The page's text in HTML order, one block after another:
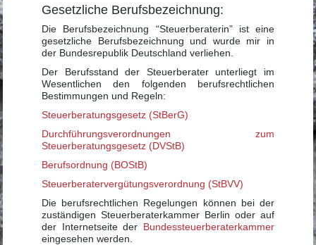
Gesetzliche Berufsbezeichnung:
Die Berufsbezeichnung “Steuerberaterin” ist eine
gesetzliche Berufsbezeichnung und wurde mir in
der Bundesrepublik Deutschland verliehen.
Der Berufsstand der Steuerberater unterliegt im
Wesentlichen den folgenden berufsrechtlichen
Bestimmungen und Regeln:
Steuerberatungsgesetz (StBerG)
Durchführungsverordnungen zum
Steuerberatungsgesetz (DVStB)
Berufsordnung (BOStB)
Steuerberatervergütungsverordnung (StBVV)
Die berufsrechtlichen Regelungen können bei der
zuständigen Steuerberaterkammer Berlin oder auf
der Internetseite der Bundessteuerberaterkammer
eingesehen werden.